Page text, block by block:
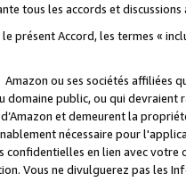
tous les accords et discussions
présent Accord, les termes «
ou ses sociétés affiliées
domaine public, ou qui
et demeurent la
nécessaire pour
confidentielles en lien avec
Vous ne divulguerez pas les